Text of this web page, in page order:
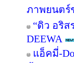
ภาพยนตร์
“ดิว อริส
DEEWA
แอ็คมี่-